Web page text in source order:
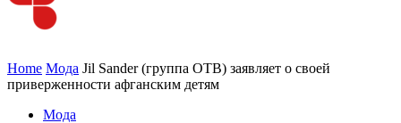
Home Мода Jil Sander (группа OTB) заявляет о своей
приверженности афганским детям
Мода